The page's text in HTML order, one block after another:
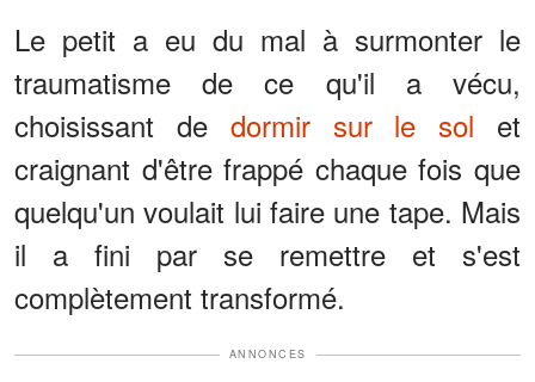
Le petit a eu du mal à surmonter le
traumatisme de ce qu'il a vécu,
choisissant de dormir sur le sol et
craignant d'être frappé chaque fois que
quelqu'un voulait lui faire une tape. Mais
il a fini par se remettre et s'est
complètement transformé.
ANNONCES